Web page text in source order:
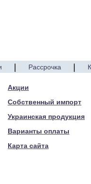
Рассрочка
Акции
Собственный импорт
Украинская продукция
Варианты оплаты
Карта сайта